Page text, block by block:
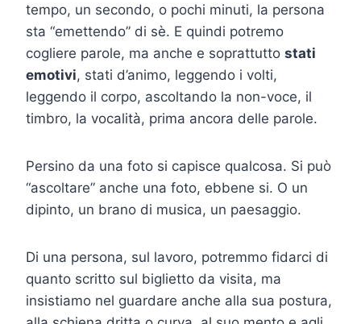
tempo, un secondo, o pochi minuti, la persona
sta “emettendo” di sè. E quindi potremo
cogliere parole, ma anche e soprattutto stati
emotivi, stati d’animo, leggendo i volti,
leggendo il corpo, ascoltando la non-voce, il
timbro, la vocalità, prima ancora delle parole.
Persino da una foto si capisce qualcosa. Si può
“ascoltare” anche una foto, ebbene si. O un
dipinto, un brano di musica, un paesaggio.
Di una persona, sul lavoro, potremmo fidarci di
quanto scritto sul biglietto da visita, ma
insistiamo nel guardare anche alla sua postura,